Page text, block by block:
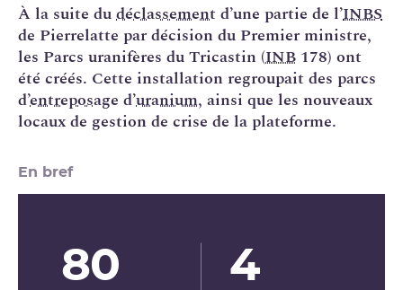
À la suite dudéclassementd’une partie de l’INBS
de Pierrelatte par décision du Premier ministre,
les Parcs uranifères du Tricastin (INB 178) ont
été créés. Cette installation regroupait des parcs
d’entreposage d’uranium, ainsi que les nouveaux
locaux de gestion de crise de la plateforme.
En bref
80 4